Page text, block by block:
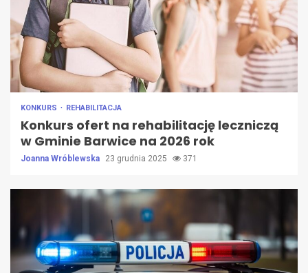
KONKURS REHABILITACJA
Konkurs ofert na rehabilitację leczniczą
w Gminie Barwice na 2026 rok
Joanna Wróblewska 23 grudnia 2025 371